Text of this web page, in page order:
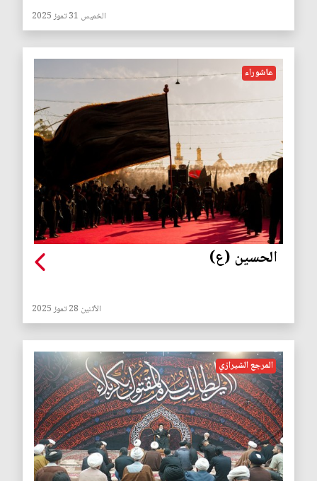
الخميس 31 تموز 2025
عاشوراء
الحسين (ع)
الأثنين 28 تموز 2025
المرجع الشيرازي